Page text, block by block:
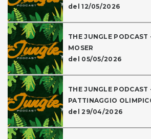
del 12/05/2026
THE JUNGLE
MOSER
del 05/05/2026
THE JUNGLE PODCAST
PATTINAGGIO
del 29/04/2026